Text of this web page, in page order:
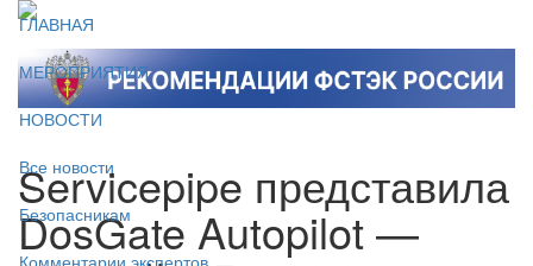
ГЛАВНАЯ
МЕРОПРИЯТИЯ
НОВОСТИ
Все новости
Безопасникам
Комментарии экспертов
Servicepipe представила
DosGate Autopilot —